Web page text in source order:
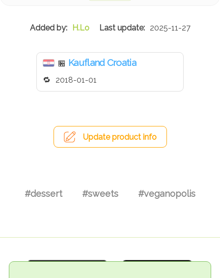
H.Lo 2025-11-27
🏪 Kaufland Croatia
2018-01-01
Update product info
#dessert #sweets #veganopolis